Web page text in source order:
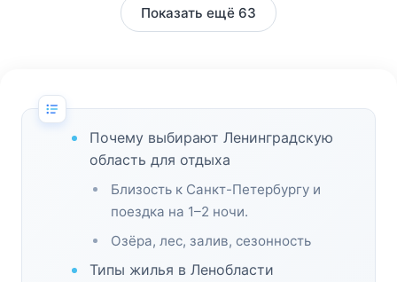
Показать ещё 63
Почему выбирают Ленинградскую
область для отдыха
Близость к Санкт-Петербургу и
поездка на 1–2 ночи.
Озёра, лес, залив, сезонность
Типы жилья в Ленобласти